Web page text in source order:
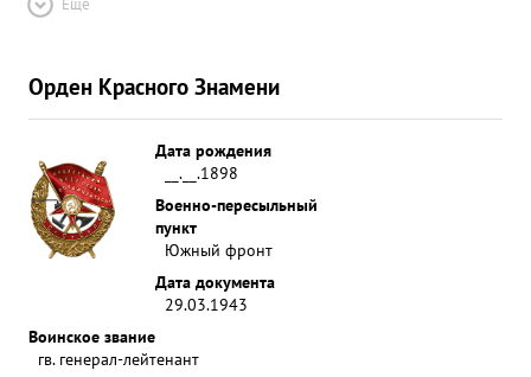
Ещё
Орден Красного Знамени
Дата рождения
__.__.1898
Военно-пересыльный
пункт
Южный фронт
Дата документа
29.03.1943
Воинское звание
гв. генерал-лейтенант